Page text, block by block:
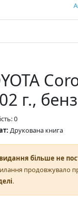
г.,
0
Друкована книга
більше не
продовжувало
.